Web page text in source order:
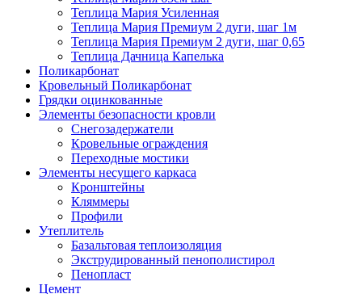
Теплица Мария Усиленная
Теплица Мария Премиум 2 дуги, шаг 1м
Теплица Мария Премиум 2 дуги, шаг 0,65
Теплица Дачница Капелька
Поликарбонат
Кровельный Поликарбонат
Грядки оцинкованные
Элементы безопасности кровли
Снегозадержатели
Кровельные ограждения
Переходные мостики
Элементы несущего каркаса
Кронштейны
Кляммеры
Профили
Утеплитель
Базальтовая теплоизоляция
Экструдированный пенополистирол
Пенопласт
Цемент